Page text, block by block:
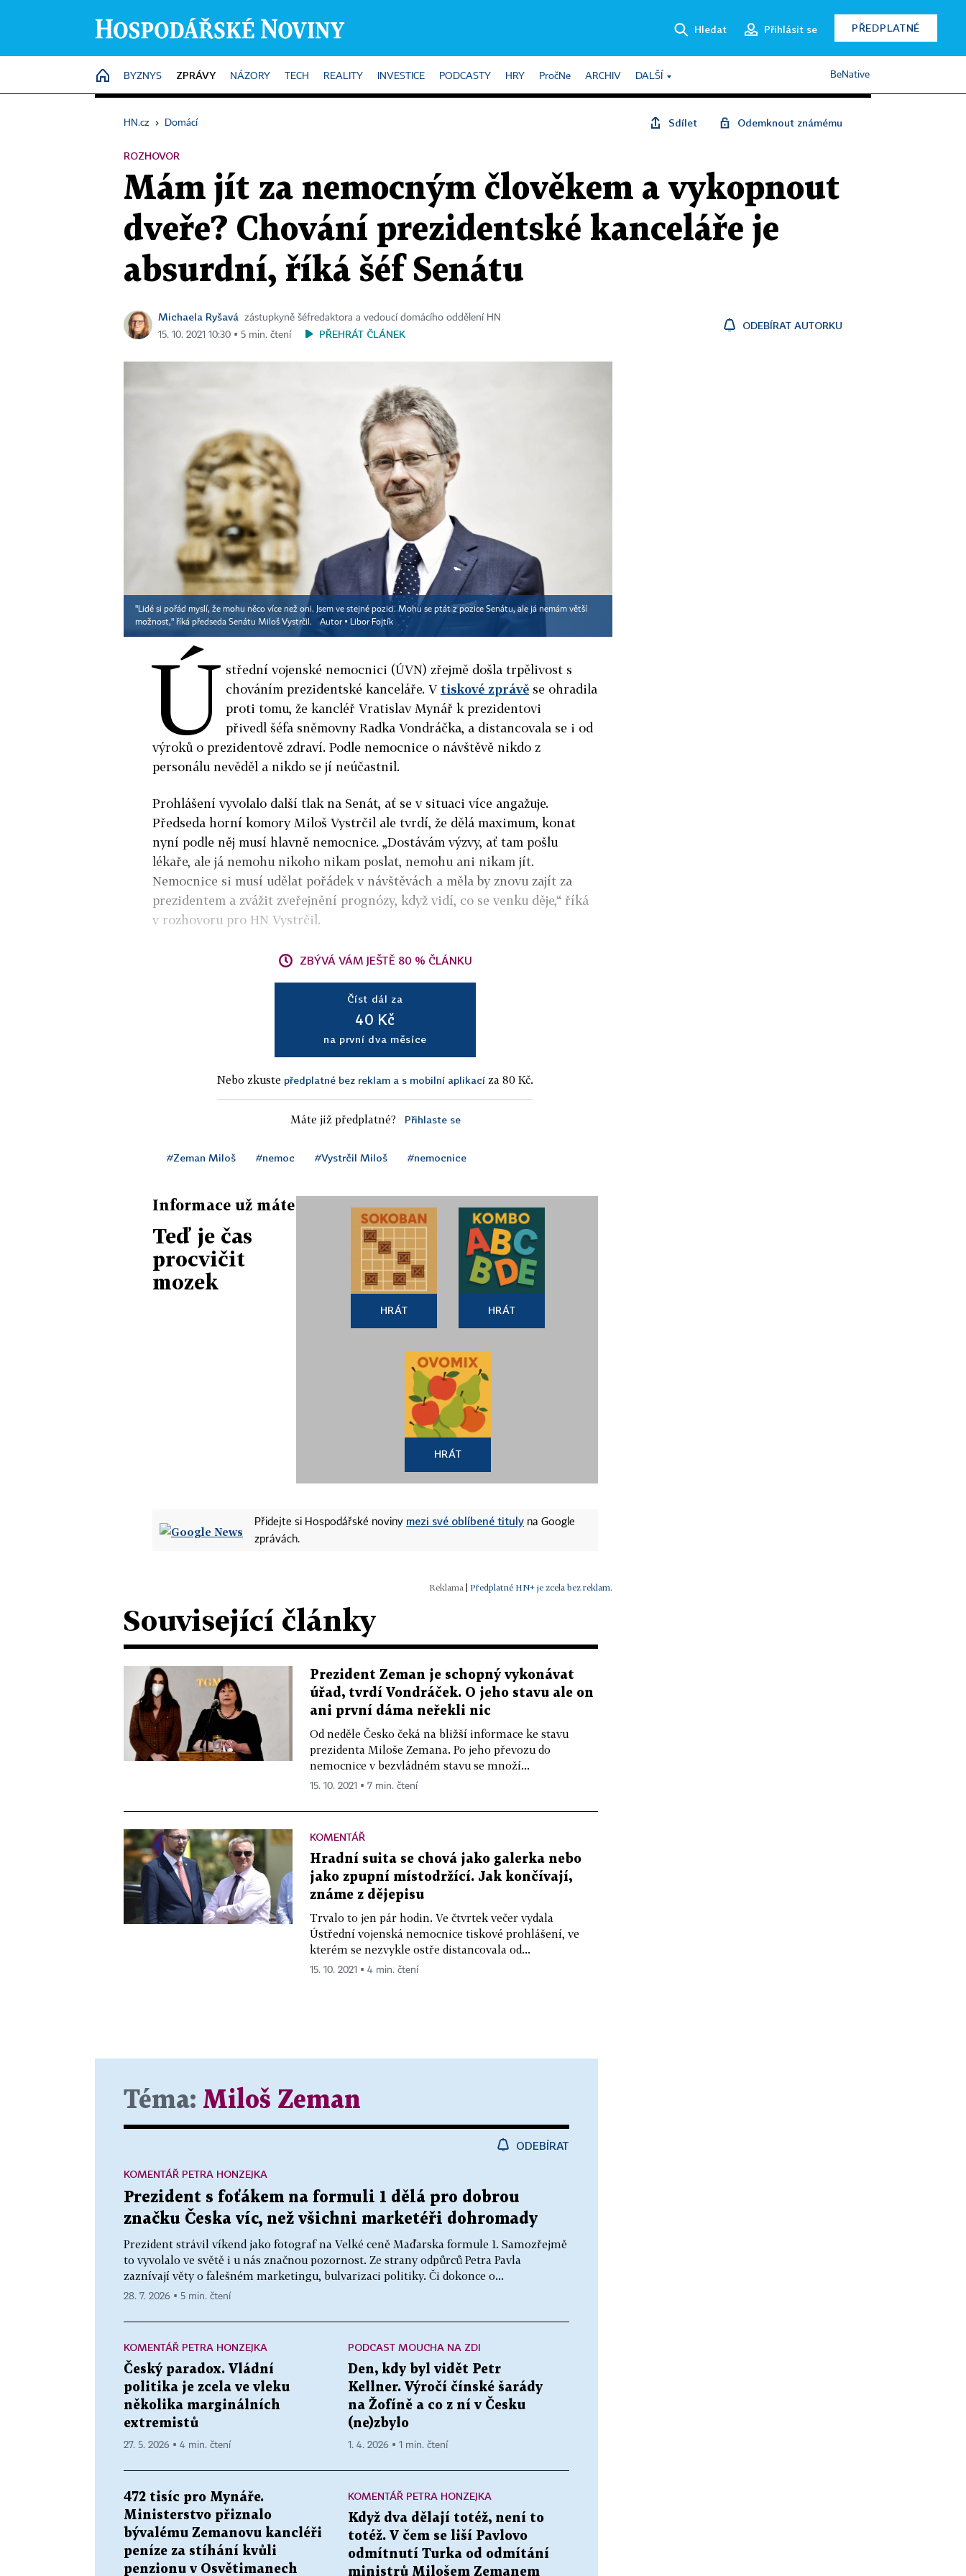
Hledat Přihlásit se PŘEDPLATNÉ
HOME
BYZNYS ZPRÁVY NÁZORY TECH REALITY INVESTICE PODCASTY HRY PročNe ARCHIV DALŠÍ BeNative
HN.cz › Domácí Sdílet Odemknout známému
ROZHOVOR
Mám jít za nemocným člověkem a vykopnout
dveře? Chování prezidentské kanceláře je
absurdní, říká šéf Senátu
Michaela Ryšavá
zástupkyně šéfredaktora a vedoucí domácího oddělení HN
15. 10. 2021 10:30 ▪ 5 min. čtení
PŘEHRÁT ČLÁNEK
ODEBÍRAT AUTORKU
"Lidé si pořád myslí, že mohu něco více než oni. Jsem ve stejné pozici. Mohu se ptát z pozice Senátu, ale já nemám větší
možnost," říká předseda Senátu Miloš Vystrčil.
Autor ▪ Libor Fojtík
Ú střední vojenské nemocnici (ÚVN) zřejmě došla trpělivost s
chováním prezidentské kanceláře. V tiskové zprávě se ohradila
proti tomu, že kancléř Vratislav Mynář k prezidentovi
přivedl šéfa sněmovny Radka Vondráčka, a distancovala se i od
výroků o prezidentově zdraví. Podle nemocnice o návštěvě nikdo z
personálu nevěděl a nikdo se jí neúčastnil.
Prohlášení vyvolalo další tlak na Senát, ať se v situaci více angažuje.
Předseda horní komory Miloš Vystrčil ale tvrdí, že dělá maximum, konat
nyní podle něj musí hlavně nemocnice. „Dostávám výzvy, ať tam pošlu
lékaře, ale já nemohu nikoho nikam poslat, nemohu ani nikam jít.
Nemocnice si musí udělat pořádek v návštěvách a měla by znovu zajít za
prezidentem a zvážit zveřejnění prognózy, když vidí, co se venku děje,“ říká
v rozhovoru pro HN Vystrčil.
ZBÝVÁ VÁM JEŠTĚ 80 % ČLÁNKU
Číst dál za
40 Kč
na první dva měsíce
Nebo zkuste předplatné bez reklam a s mobilní aplikací za 80 Kč.
Máte již předplatné? Přihlaste se
#Zeman Miloš #nemoc #Vystrčil Miloš #nemocnice
Informace už máte
Teď je čas
procvičit
mozek
HRÁT HRÁT
HRÁT
Přidejte si Hospodářské noviny mezi své oblíbené tituly na Google
zprávách.
| Předplatné HN+ je zcela bez reklam.
Související články
Prezident Zeman je schopný vykonávat
úřad, tvrdí Vondráček. O jeho stavu ale on
ani první dáma neřekli nic
Od neděle Česko čeká na bližší informace ke stavu
prezidenta Miloše Zemana. Po jeho převozu do
nemocnice v bezvládném stavu se množí...
15. 10. 2021 ▪ 7 min. čtení
KOMENTÁŘ
Hradní suita se chová jako galerka nebo
jako zpupní místodržící. Jak končívají,
známe z dějepisu
Trvalo to jen pár hodin. Ve čtvrtek večer vydala
Ústřední vojenská nemocnice tiskové prohlášení, ve
kterém se nezvykle ostře distancovala od...
15. 10. 2021 ▪ 4 min. čtení
Téma: Miloš Zeman
ODEBÍRAT
Prezident s foťákem na formuli 1 dělá pro dobrou
značku Česka víc, než všichni marketéři dohromady
Prezident strávil víkend jako fotograf na Velké ceně Maďarska formule 1. Samozřejmě
to vyvolalo ve světě i u nás značnou pozornost. Ze strany odpůrců Petra Pavla
zaznívají věty o falešném marketingu, bulvarizaci politiky. Či dokonce o...
KOMENTÁŘ PETRA HONZEJKA
28. 7. 2026 ▪ 5 min. čtení
KOMENTÁŘ PETRA HONZEJKA
Český paradox. Vládní
politika je zcela ve vleku
několika marginálních
extremistů
27. 5. 2026 ▪ 4 min. čtení
PODCAST MOUCHA NA ZDI
Den, kdy byl vidět Petr
Kellner. Výročí čínské šarády
na Žofíně a co z ní v Česku
(ne)zbylo
1. 4. 2026 ▪ 1 min. čtení
472 tisíc pro Mynáře.
Ministerstvo přiznalo
bývalému Zemanovu kancléři
peníze za stíhání kvůli
penzionu v Osvětimanech
KOMENTÁŘ PETRA HONZEJKA
Když dva dělají totéž, není to
totéž. V čem se liší Pavlovo
odmítnutí Turka od odmítání
ministrů Milošem Zemanem